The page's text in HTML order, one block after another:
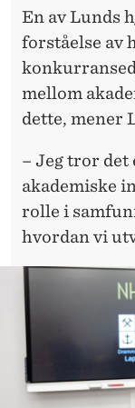
En av Lunds
forståelse av
mellom
dette, mener
– Jeg tror det
akademiske
rolle i
hvordan vi